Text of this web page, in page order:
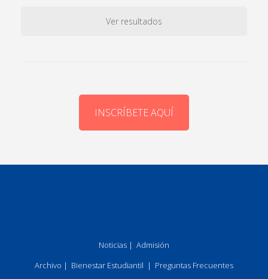
Ver resultados
INSCRÍBETE AQUÍ
Noticias | Admisión
Archivo | Bienestar Estudiantil | Preguntas Frecuentes